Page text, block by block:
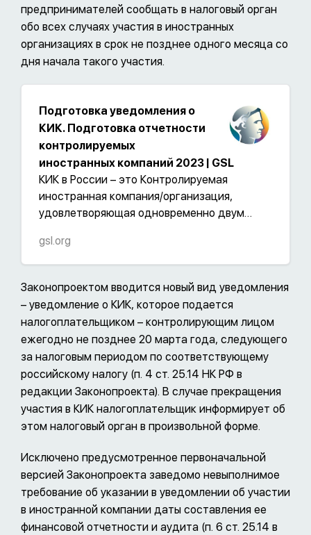
предпринимателей сообщать в налоговый орган
обо всех случаях участия в иностранных
организациях в срок не позднее одного месяца со
дня начала такого участия.
Подготовка уведомления о
КИК. Подготовка отчетности
контролируемых
иностранных компаний 2023 | GSL
КИК в России – это Контролируемая
иностранная компания/организация,
удовлетворяющая одновременно двум
признается налоговым резидентом РФ; 2)
контролирующим лицом организации
является организация и/или физическое
лицо, признаваемое налоговым резидентом
РФ. Также контролируемой иностранной
компанией признается иностранная
структура без образования юридического
лица, контролирующим лицом которой
является организация или физическое
лицо, признаваемое налоговым резидентом
РФ.
gsl.org
Законопроектом вводится новый вид уведомления
– уведомление о КИК, которое подается
налогоплательщиком – контролирующим лицом
ежегодно не позднее 20 марта года, следующего
за налоговым периодом по соответствующему
российскому налогу (п. 4 ст. 25.14 НК РФ в
редакции Законопроекта). В случае прекращения
участия в КИК налогоплательщик информирует об
этом налоговый орган в произвольной форме.
Исключено предусмотренное первоначальной
версией Законопроекта заведомо невыполнимое
требование об указании в уведомлении об участии
в иностранной компании даты составления ее
финансовой отчетности и аудита (п. 6 ст. 25.14 в